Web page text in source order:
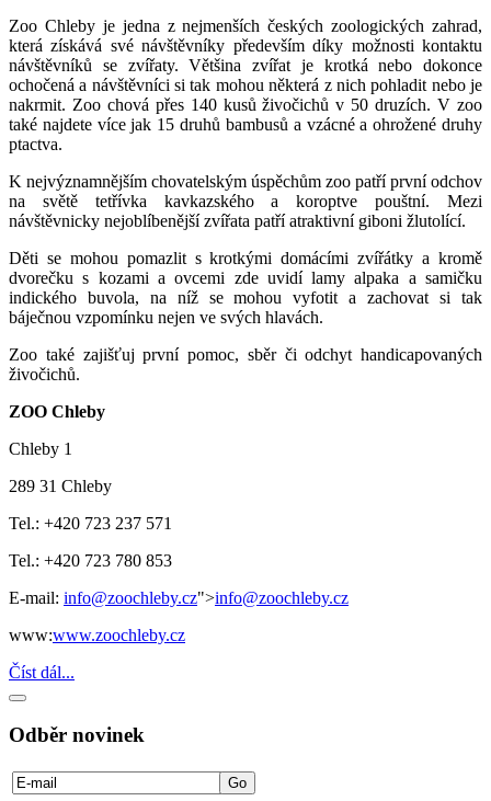
Zoo Chleby je jedna z nejmenších českých zoologických zahrad,
která získává své návštěvníky především díky možnosti kontaktu
návštěvníků se zvířaty. Většina zvířat je krotká nebo dokonce
ochočená a návštěvníci si tak mohou některá z nich pohladit nebo je
nakrmit. Zoo chová přes 140 kusů živočichů v 50 druzích. V zoo
také najdete více jak 15 druhů bambusů a vzácné a ohrožené druhy
ptactva.
K nejvýznamnějším chovatelským úspěchům zoo patří první odchov
na světě tetřívka kavkazského a koroptve pouštní. Mezi
návštěvnicky nejoblíbenější zvířata patří atraktivní giboni žlutolící.
Děti se mohou pomazlit s krotkými domácími zvířátky a kromě
dvorečku s kozami a ovcemi zde uvidí lamy alpaka a samičku
indického buvola, na níž se mohou vyfotit a zachovat si tak
báječnou vzpomínku nejen ve svých hlavách.
Zoo také zajišťuj první pomoc, sběr či odchyt handicapovaných
živočichů.
ZOO Chleby
Chleby 1
289 31 Chleby
Tel.: +420 723 237 571
Tel.: +420 723 780 853
E-mail: info@zoochleby.cz">info@zoochleby.cz
www:www.zoochleby.cz
Číst dál...
Odběr novinek